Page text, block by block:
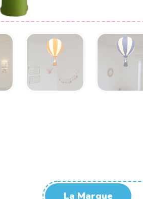
La Marque